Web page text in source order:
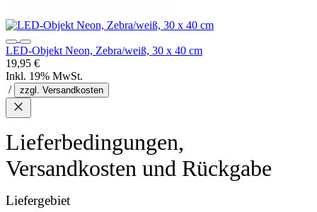
LED-Objekt Neon, Zebra/weiß, 30 x 40 cm
19,95 €
Inkl. 19% MwSt.
/
zzgl. Versandkosten
Lieferbedingungen,
Versandkosten und Rückgabe
Liefergebiet